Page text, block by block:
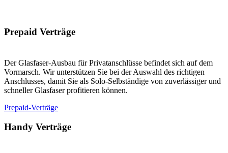
Prepaid Verträge
Der Glasfaser-Ausbau für Privatanschlüsse befindet sich auf dem
Vormarsch. Wir unterstützen Sie bei der Auswahl des richtigen
Anschlusses, damit Sie als Solo-Selbständige von zuverlässiger und
schneller Glasfaser profitieren können.
Prepaid-Verträge
Handy Verträge